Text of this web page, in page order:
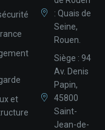
et
: Quais de
Seine,
Rouen.
Siège : 94
Av. Denis
Papin,
45800
Saint-
Jean-de-